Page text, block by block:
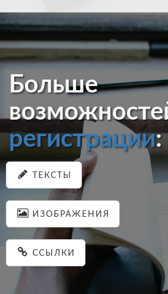
Больше
регистрации:
ТЕКСТЫ
ИЗОБРАЖЕНИЯ
ССЫЛКИ